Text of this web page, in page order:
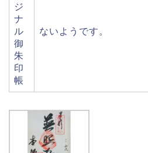
ジ
ナ
ル
御
朱
印
帳
ないようです。